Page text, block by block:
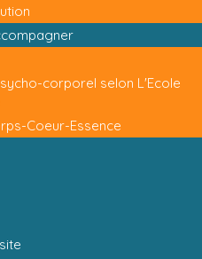
corporel selon L'Ecole
Coeur-Essence